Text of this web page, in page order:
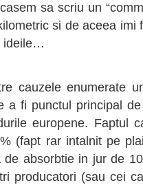
sa scriu un
si de aceea imi
ideile…
cauzele enumerate
a fi punctul principal
europene. Faptul
(fapt rar intalnit pe
de absorbtie in jur de
producatori (sau cei